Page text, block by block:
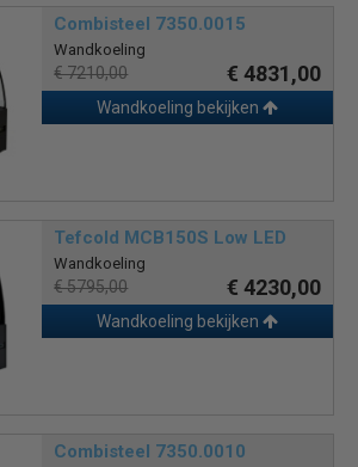
Combisteel 7350.0015
Wandkoeling
€ 7210,00 € 4831,00
Wandkoeling bekijken
Tefcold MCB150S Low LED
Wandkoeling
€ 5795,00 € 4230,00
Wandkoeling bekijken
Combisteel 7350.0010